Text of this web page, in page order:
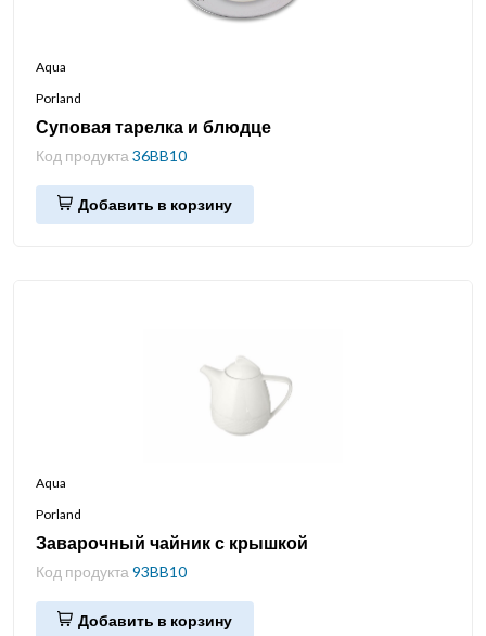
Aqua
Porland
Суповая тарелка и блюдце
Код продукта 36BB10
Добавить в корзину
Aqua
Porland
Заварочный чайник с крышкой
Код продукта 93BB10
Добавить в корзину